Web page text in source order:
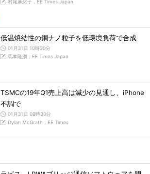
村尾麻悠子，EE Times Japan
低温焼結性の銅ナノ粒子を低環境負荷で合成
01月31日 10時30分
馬本隆綱，EE Times Japan
TSMCの19年Q1売上高は減少の見通し、iPhone
不調で
01月31日 09時30分
Dylan McGrath，EE Times